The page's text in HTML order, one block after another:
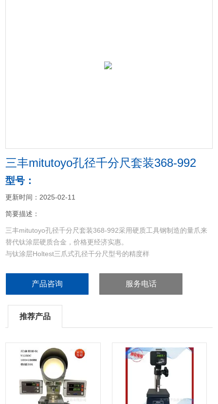
三丰mitutoyo孔径千分尺套装368-992
型号：
更新时间：2025-02-11
简要描述：
三丰mitutoyo孔径千分尺套装368-992采用硬质工具钢制造的量爪来
替代钛涂层硬质合金，价格更经济实惠。
与钛涂层Holtest三爪式孔径干分尺型号的精度样
产品咨询 服务电话
推荐产品